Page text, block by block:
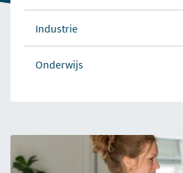
Industrie
Onderwijs